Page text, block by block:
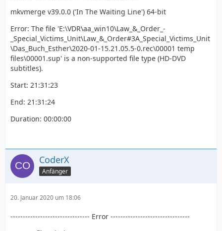
mkvmerge v39.0.0 ('In The Waiting Line') 64-bit
Error: The file 'E:\VDR\aa_win10\Law_&_Order_-
_Special_Victims_Unit\Law_&_Order#3A_Special_Victims_Unit
\Das_Buch_Esther\2020-01-15.21.05.5-0.rec\00001 temp
files\00001.sup' is a non-supported file type (HD-DVD
subtitles).
Start: 21:31:23
End: 21:31:24
Duration: 00:00:00
CoderX
Anfänger
20. Januar 2020 um 18:06
-------------------------------- Error --------------------------------